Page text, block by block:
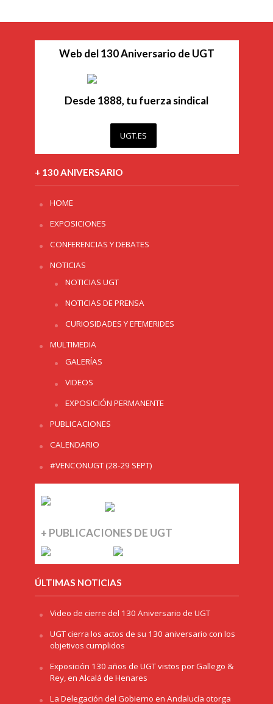
Web del 130 Aniversario de UGT
Desde 1888, tu fuerza sindical
UGT.ES
+ 130 ANIVERSARIO
HOME
EXPOSICIONES
CONFERENCIAS Y DEBATES
NOTICIAS
NOTICIAS UGT
NOTICIAS DE PRENSA
CURIOSIDADES Y EFEMERIDES
MULTIMEDIA
GALERÍAS
VIDEOS
EXPOSICIÓN PERMANENTE
PUBLICACIONES
CALENDARIO
#VENCONUGT (28-29 SEPT)
+ PUBLICACIONES DE UGT
ÚLTIMAS NOTICIAS
Video de cierre del 130 Aniversario de UGT
UGT cierra los actos de su 130 aniversario con los
objetivos cumplidos
Exposición 130 años de UGT vistos por Gallego &
Rey, en Alcalá de Henares
La Delegación del Gobierno en Andalucía otorga